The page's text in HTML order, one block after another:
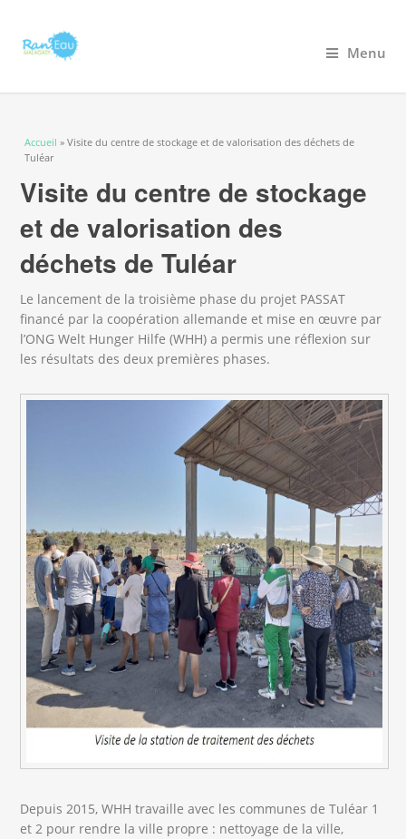
Menu
Vous êtes ici
Accueil » Visite du centre de stockage et de valorisation des déchets de
Tuléar
Visite du centre de stockage
et de valorisation des
déchets de Tuléar
Le lancement de la troisième phase du projet PASSAT
financé par la coopération allemande et mise en œuvre par
l’ONG Welt Hunger Hilfe (WHH) a permis une réflexion sur
les résultats des deux premières phases.
Depuis 2015, WHH travaille avec les communes de Tuléar 1
et 2 pour rendre la ville propre : nettoyage de la ville,